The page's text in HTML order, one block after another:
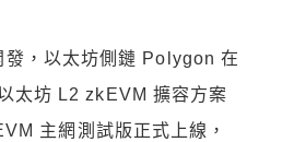
發，以太坊側鏈 Polygon 在
以太坊 L2 zkEVM 擴容方案
主網測試版正式上線，